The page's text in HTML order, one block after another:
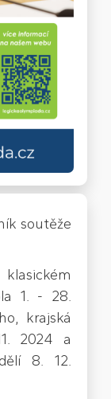
soutěže
1. - 28.
krajská
2024 a
8. 12.